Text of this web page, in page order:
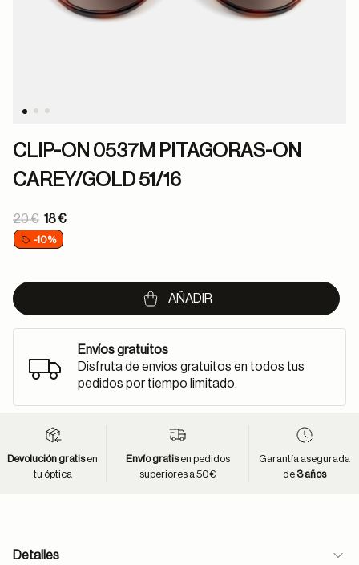
CLIP-ON 0537M PITAGORAS-ON
CAREY/GOLD 51/16
Price reduced from
20 €
to
18 €
-10%
AÑADIR
Envíos gratuitos
Disfruta de envíos gratuitos en todos tus
pedidos por tiempo limitado.
Devolución gratisen
tu óptica
Envío gratisen pedidos
superiores a 50€
Garantía asegurada
de 3 años
Detalles